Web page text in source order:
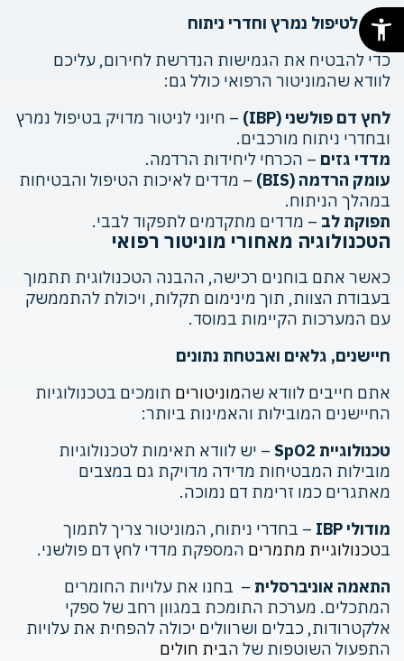
ציוד לטיפול נמרץ וחדרי ניתוח
כדי להבטיח את הגמישות הנדרשת לחירום, עליכם
לוודא שהמוניטור הרפואי כולל גם:
לחץ דם פולשני (IBP)
– חיוני לניטור מדויק בטיפול נמרץ
ובחדרי ניתוח מורכבים.
מדדי גזים – הכרחי ליחידות הרדמה.
עומק הרדמה (BIS)
– מדדים לאיכות הטיפול והבטיחות
במהלך הניתוח.
תפוקת לב – מדדים מתקדמים לתפקוד לבבי.
הטכנולוגיה מאחורי מוניטור רפואי
כאשר אתם בוחנים רכישה, ההבנה הטכנולוגית תתמוך
בעבודת הצוות, תוך מינימום תקלות, ויכולת להתממשק
עם המערכות הקיימות במוסד.
חיישנים, גלאים ואבטחת נתונים
אתם חייבים לוודא שהמוניטורים תומכים בטכנולוגיות
החיישנים המובילות והאמינות ביותר:
טכנולוגיית SpO2
– יש לוודא תאימות לטכנולוגיות
מובילות המבטיחות מדידה מדויקת גם במצבים
מאתגרים כמו זרימת דם נמוכה.
מודולי IBP
– בחדרי ניתוח, המוניטור צריך לתמוך
בטכנולוגיית מתמרים המספקת מדדי לחץ דם פולשני.
התאמה אוניברסלית – בחנו את עלויות החומרים
המתכלים. מערכת התומכת במגוון רחב של ספקי
אלקטרודות, כבלים ושרוולים יכולה להפחית את עלויות
התפעול השוטפות של הבית חולים